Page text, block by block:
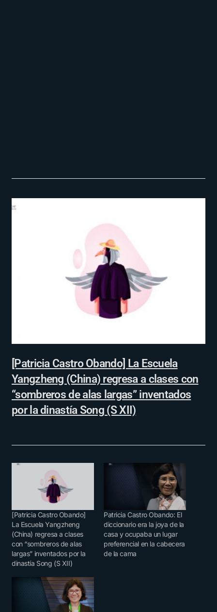
[Patricia Castro Obando] La Escuela
Yangzheng (China) regresa a clases con
“sombreros de alas largas” inventados
por la dinastía Song (S XII)
[Patricia Castro Obando]
La Escuela Yangzheng
(China) regresa a clases
con “sombreros de alas
largas” inventados por la
dinastía Song (S XII)
Patricia Castro Obando: El
diccionario era la joya de la
casa y ocupaba un lugar
preferencial en la cabecera
de la cama